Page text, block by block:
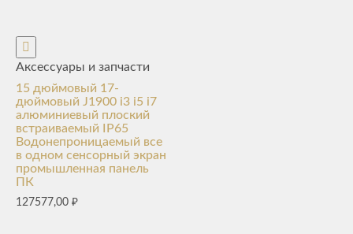
Аксессуары и запчасти
15 дюймовый 17-
дюймовый J1900 i3 i5 i7
алюминиевый плоский
встраиваемый IP65
Водонепроницаемый все
в одном сенсорный экран
промышленная панель
ПК
127577,00 ₽